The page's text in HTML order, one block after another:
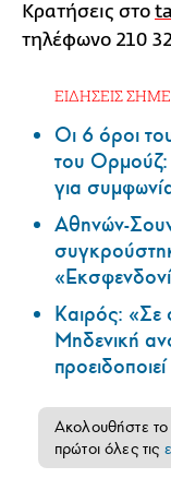
Κρατήσεις στο
τηλέφωνο 210
ΕΙΔΗΣΕΙΣ
Οι 6 όροι
του Ορμούζ:
για
Αθηνών-
Καιρός:
Μηδενική
Ακολουθήστε το
πρώτοι όλες τις